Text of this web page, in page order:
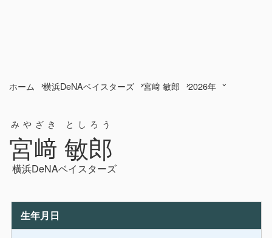
ホーム 横浜DeNAベイスターズ 宮﨑 敏郎 2026年
宮﨑 敏郎
みやざき としろう
横浜DeNAベイスターズ
生年月日